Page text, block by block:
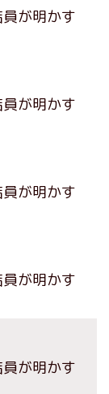
が明かす
が明かす
が明かす
が明かす
が明かす